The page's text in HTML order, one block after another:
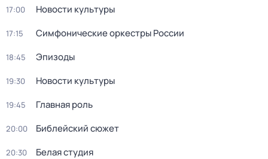
17:00 Новости культуры
17:15 Симфонические оркестры России
18:45 Эпизоды
19:30 Новости культуры
19:45 Главная роль
20:00 Библейский сюжет
20:30 Белая студия